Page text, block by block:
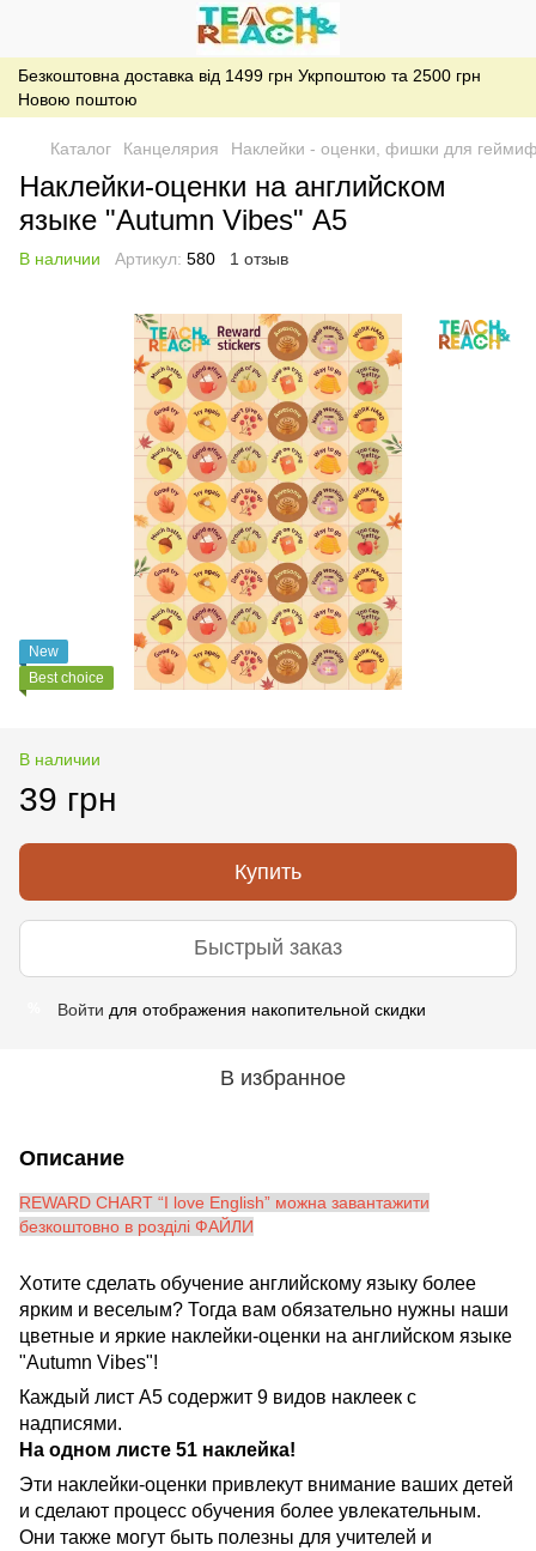
Безкоштовна доставка від 1499 грн Укрпоштою та 2500 грн
Новою поштою
Каталог Канцелярия Наклейки - оценки, фишки для
Наклейки-оценки на английском
языке "Autumn Vibes" А5
В наличии Артикул: 580 1 отзыв
New
Best choice
В наличии
39 грн
Купить
Быстрый заказ
Войти для отображения накопительной скидки
В избранное
Описание
REWARD CHART “I love English” можна завантажити
безкоштовно в розділі ФАЙЛИ
Хотите сделать обучение английскому языку более
ярким и веселым? Тогда вам обязательно нужны наши
цветные и яркие наклейки-оценки на английском языке
"Autumn Vibes"!
Каждый лист А5 содержит 9 видов наклеек с
надписями.
На одном листе 51 наклейка!
Эти наклейки-оценки привлекут внимание ваших детей
и сделают процесс обучения более увлекательным.
Они также могут быть полезны для учителей и